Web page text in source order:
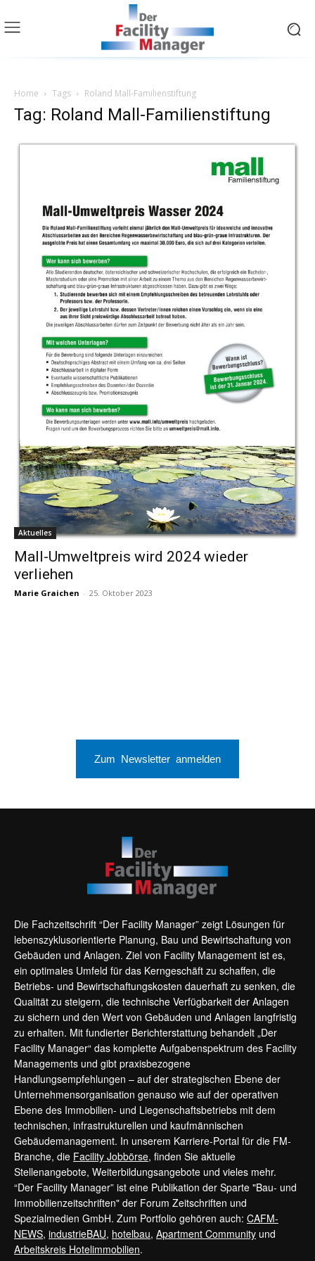
Home Tags Roland Mall-Familienstiftung
Tag: Roland Mall-Familienstiftung
Aktuelles
Mall-Umweltpreis wird 2024 wieder
verliehen
Marie Graichen - 25. Oktober 2023
Zum Newsletter anmelden
Die Fachzeitschrift “Der Facility Manager” zeigt Lösungen für
lebenszyklusorientierte Planung, Bau und Bewirtschaftung von
Gebäuden und Anlagen. Ziel von Facility Management ist es,
ein optimales Umfeld für das Kerngeschäft zu schaffen, die
Betriebs- und Bewirtschaftungskosten dauerhaft zu senken, die
Qualität zu steigern, die technische Verfügbarkeit der Anlagen
zu sichern und den Wert von Gebäuden und Anlagen langfristig
zu erhalten. Mit fundierter Berichterstattung behandelt „Der
Facility Manager“ das komplette Aufgabenspektrum des Facility
Managements und gibt praxisbezogene
Handlungsempfehlungen – auf der strategischen Ebene der
Unternehmensorganisation genauso wie auf der operativen
Ebene des Immobilien- und Liegenschaftsbetriebs mit dem
technischen, infrastrukturellen und kaufmännischen
Gebäudemanagement. In unserem Karriere-Portal für die FM-
Branche, die Facility Jobbörse, finden Sie aktuelle
Stellenangebote, Weiterbildungsangebote und vieles mehr.
“Der Facility Manager” ist eine Publikation der Sparte "Bau- und
Immobilienzeitschriften" der Forum Zeitschriften und
Spezialmedien GmbH. Zum Portfolio gehören auch: CAFM-
NEWS, industrieBAU, hotelbau, Apartment Community und
Arbeitskreis Hotelimmobilien.